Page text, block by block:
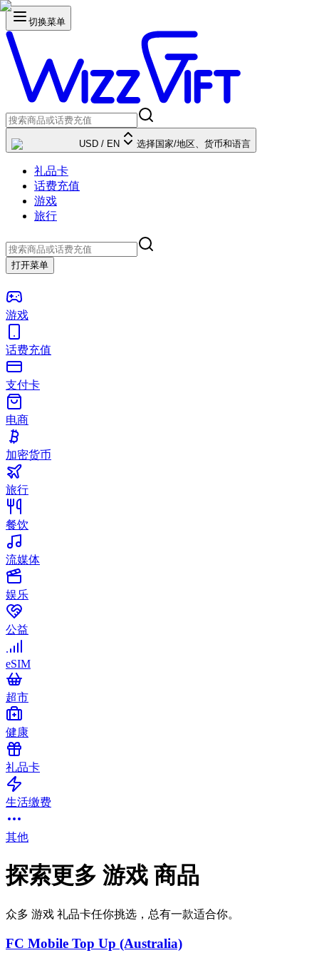
切换菜单
USD / EN 选择国家/地区、货币和语言
礼品卡
话费充值
游戏
旅行
打开菜单
游戏
话费充值
支付卡
电商
加密货币
旅行
餐饮
流媒体
娱乐
公益
eSIM
超市
健康
礼品卡
生活缴费
其他
探索更多 游戏 商品
众多 游戏 礼品卡任你挑选，总有一款适合你。
FC Mobile Top Up (Australia)